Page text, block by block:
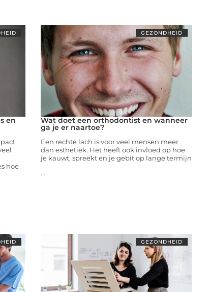
en
hoe
GEZONDHEID
Wat doet een orthodontist en wanneer
ga je er naartoe?
Een rechte lach is voor veel mensen meer
dan esthetiek. Het heeft ook invloed op hoe
je kauwt, spreekt en je gebit op lange termijn
...
GEZONDHEID